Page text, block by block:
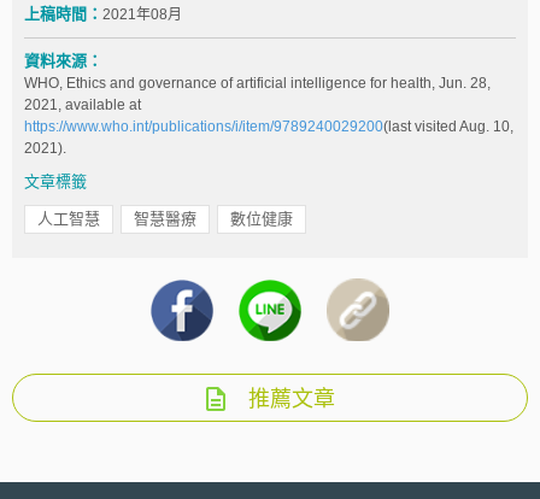
上稿時間： 2021年08月
資料來源：
WHO, Ethics and governance of artificial intelligence for health, Jun. 28,
2021, available at
https://www.who.int/publications/i/item/9789240029200(last visited Aug. 10,
2021).
文章標籤
人工智慧 智慧醫療 數位健康
推薦文章